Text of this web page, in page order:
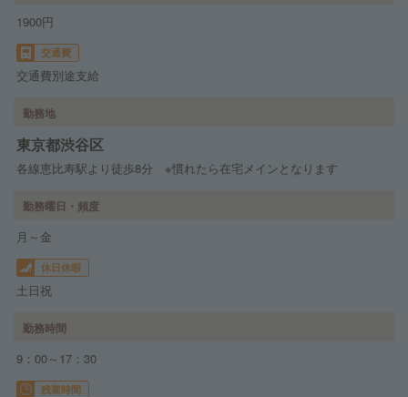
1900円
交通費
交通費別途支給
勤務地
東京都渋谷区
各線恵比寿駅より徒歩8分 ※慣れたら在宅メインとなります
勤務曜日・頻度
月～金
休日休暇
土日祝
勤務時間
9：00～17：30
残業時間